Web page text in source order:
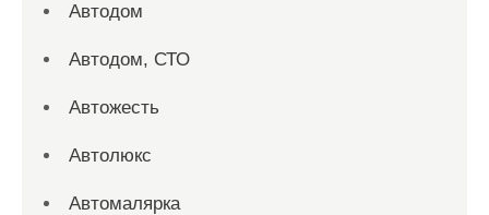
Автодом
Автодом, СТО
Автожесть
Автолюкс
Автомалярка